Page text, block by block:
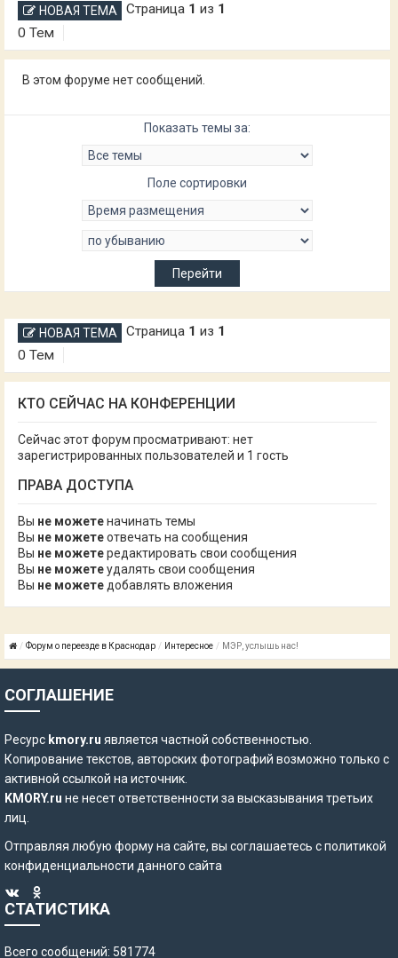
НОВАЯ ТЕМА
0 Тем
Страница 1 из 1
В этом форуме нет сообщений.
Показать темы за:
Поле сортировки
НОВАЯ ТЕМА
0 Тем
Страница 1 из 1
КТО СЕЙЧАС НА КОНФЕРЕНЦИИ
Сейчас этот форум просматривают: нет
зарегистрированных пользователей и 1 гость
ПРАВА ДОСТУПА
Вы не можетеначинать темы
Вы не можетеотвечать на сообщения
Вы не можетередактировать свои сообщения
Вы не можетеудалять свои сообщения
Вы не можете добавлять вложения
Форум о переезде в Краснодар Интересное МЭР, услышь нас!
СОГЛАШЕНИЕ
Ресурс kmory.ru является частной собственностью.
Копирование текстов, авторских фотографий возможно только с
активной ссылкой на источник.
KMORY.ru не несет ответственности за высказывания третьих
лиц.
Отправляя любую форму на сайте, вы соглашаетесь сполитикой
конфиденциальности данного сайта
СТАТИСТИКА
Всего сообщений: 581774